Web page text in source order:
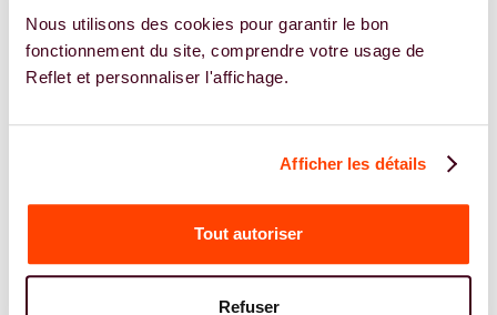
Nous utilisons des cookies pour garantir le bon
fonctionnement du site, comprendre votre usage de
Reflet et personnaliser l'affichage.
Afficher les détails
Tout autoriser
Refuser
Plus de 400 femmes déjà accompagnées !
Vous êtes Diététicienne expert.e.s en
endométriose ?
Vous êtes Diététicienne spécialiste dans dans